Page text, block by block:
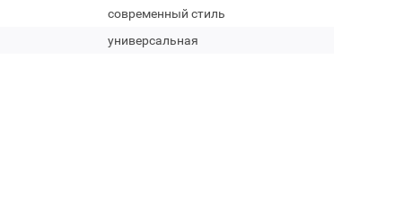
современный стиль
универсальная